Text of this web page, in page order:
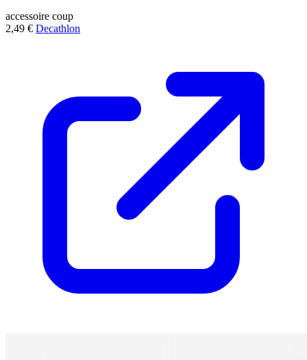
accessoire coup
2,49 € Decathlon